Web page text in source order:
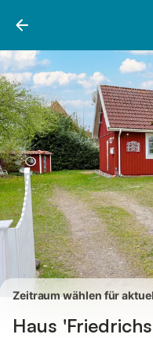
Bilder
Zeitraum wählen für
Haus